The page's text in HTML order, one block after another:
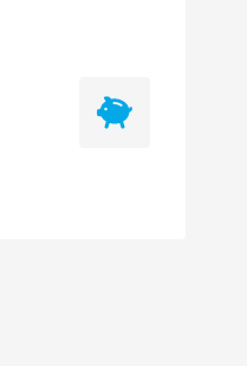
Najlacnejší